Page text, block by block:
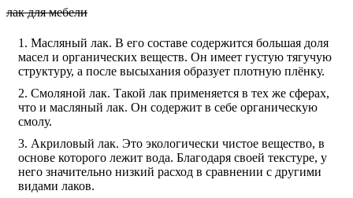
лак для мебели
Масляный лак. В его составе содержится большая доля
масел и органических веществ. Он имеет густую тягучую
структуру, а после высыхания образует плотную плёнку.
Смоляной лак. Такой лак применяется в тех же сферах,
что и масляный лак. Он содержит в себе органическую
смолу.
Акриловый лак. Это экологически чистое вещество, в
основе которого лежит вода. Благодаря своей текстуре, у
него значительно низкий расход в сравнении с другими
видами лаков.